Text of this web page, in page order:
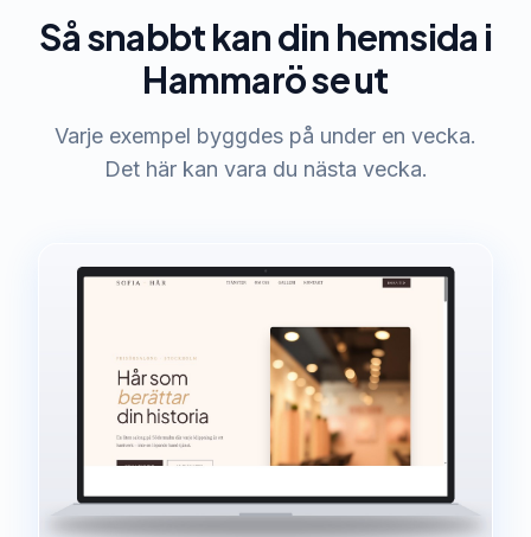
Så snabbt kan din hemsida i
Hammarö se ut
Varje exempel byggdes på under en vecka.
Det här kan vara du nästa vecka.